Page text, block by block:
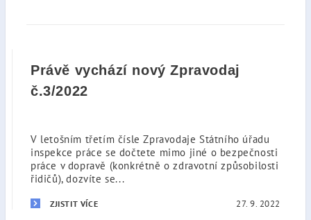
Právě vychází nový Zpravodaj
č.3/2022
V letošním třetím čísle Zpravodaje Státního úřadu
inspekce práce se dočtete mimo jiné o bezpečnosti
práce v dopravě (konkrétně o zdravotní způsobilosti
řidičů), dozvíte se...
ZJISTIT VÍCE 27. 9. 2022